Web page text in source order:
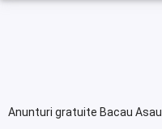
Anunturi gratuite Bacau Asau